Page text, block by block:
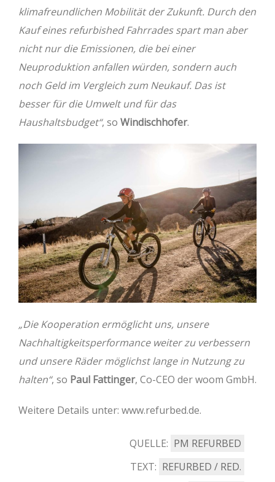
klimafreundlichen Mobilität der Zukunft. Durch den
Kauf eines refurbished Fahrrades spart man aber
nicht nur die Emissionen, die bei einer
Neuproduktion anfallen würden, sondern auch
noch Geld im Vergleich zum Neukauf. Das ist
besser für die Umwelt und für das
Haushaltsbudget“, so Windischhofer.
„Die Kooperation ermöglicht uns, unsere
Nachhaltigkeitsperformance weiter zu verbessern
und unsere Räder möglichst lange in Nutzung zu
halten“, so Paul Fattinger, Co-CEO der woom GmbH.
Weitere Details unter: www.refurbed.de.
QUELLE: PM REFURBED
TEXT: REFURBED / RED.